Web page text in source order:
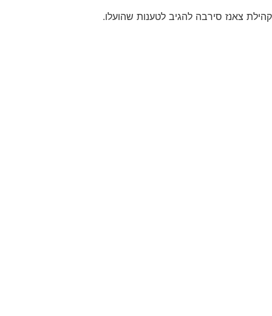
קהילת צאנז סירבה להגיב לטענות שהועלו.